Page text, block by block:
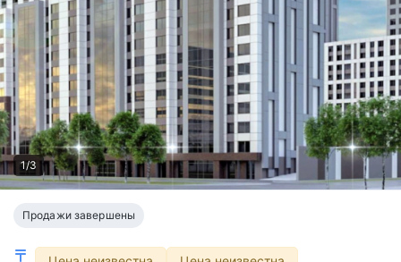
1/3
Продажи завершены